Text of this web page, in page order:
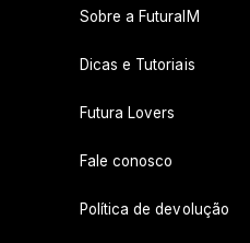
Sobre a FuturaIM
Dicas e Tutoriais
Futura Lovers
Fale conosco
Política de devolução